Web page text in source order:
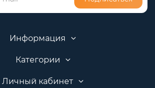
Информация
Категории
Личный кабинет